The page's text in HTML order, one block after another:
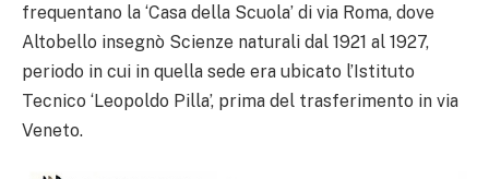
frequentano la ‘Casa della Scuola’ di via Roma, dove
Altobello insegnò Scienze naturali dal 1921 al 1927,
periodo in cui in quella sede era ubicato l’Istituto
Tecnico ‘Leopoldo Pilla’, prima del trasferimento in via
Veneto.